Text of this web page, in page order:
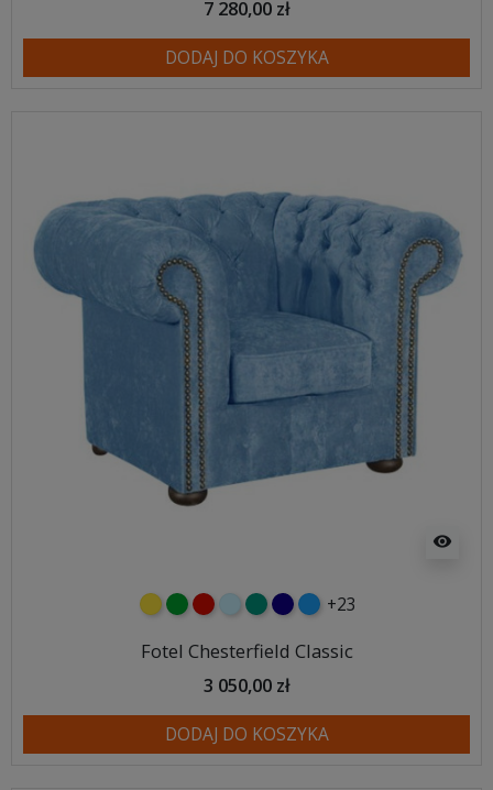
7 280,00 zł
DODAJ DO KOSZYKA
visibility
żółtyzielonyczerwony
błękitnyturkusowy
granatowy
niebieski
+23
Fotel Chesterfield Classic
3 050,00 zł
DODAJ DO KOSZYKA